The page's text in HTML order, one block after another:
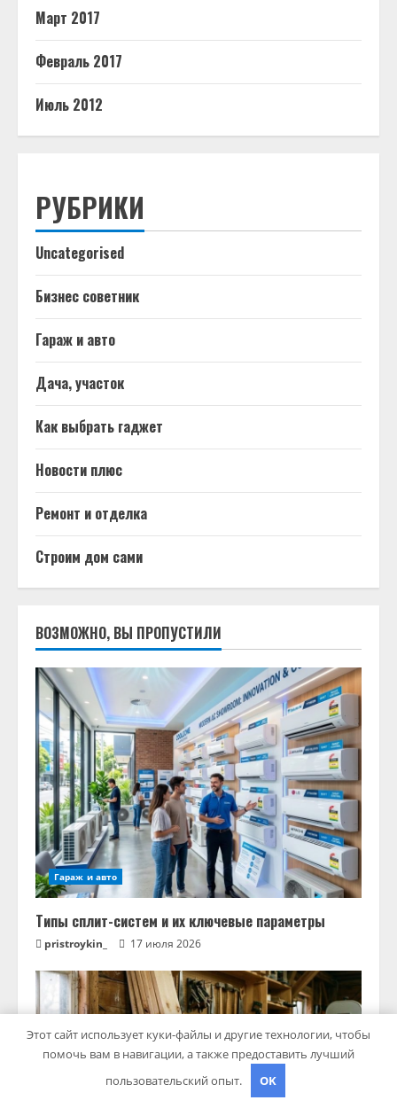
Март 2017
Февраль 2017
Июль 2012
РУБРИКИ
Uncategorised
Бизнес советник
Гараж и авто
Дача, участок
Как выбрать гаджет
Новости плюс
Ремонт и отделка
Строим дом сами
ВОЗМОЖНО, ВЫ ПРОПУСТИЛИ
Гараж и авто
Типы сплит-систем и их ключевые параметры
pristroykin_ 17 июля 2026
Этот сайт использует куки-файлы и другие технологии, чтобы
помочь вам в навигации, а также предоставить лучший
пользовательский опыт.
OK